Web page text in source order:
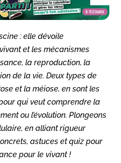
: elle dévoile
et les mécanismes
la reproduction, la
de la vie. Deux types de
et la méiose, en sont les
qui veut comprendre la
ou l’évolution. Plongeons
en alliant rigueur
astuces et quiz pour
pour le vivant !